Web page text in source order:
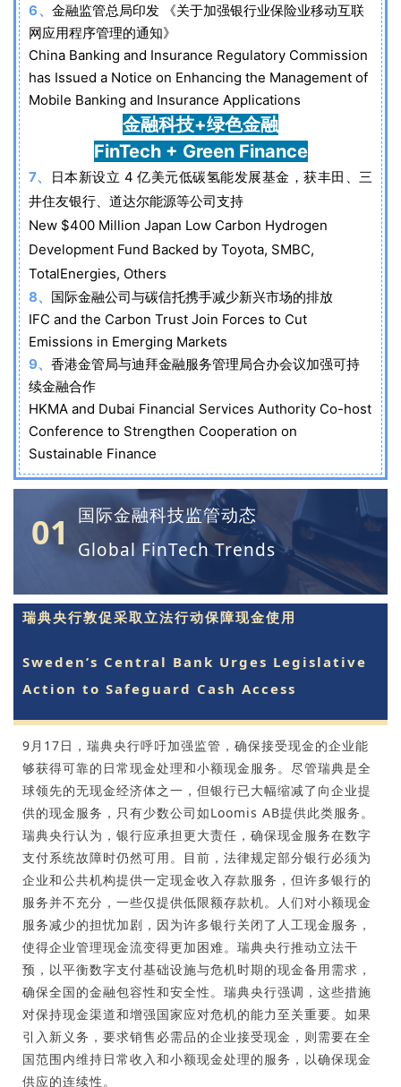
6、金融监管总局印发 《关于加强银行业保险业移动互联
网应用程序管理的通知》
China Banking and Insurance Regulatory Commission
has Issued a Notice on Enhancing the Management of
Mobile Banking and Insurance Applications
金融科技+绿色金融
FinTech + Green Finance
7、
日本新设立 4 亿美元低碳氢能发展基金，获丰田、三
井住友银行、道达尔能源等公司支持
New $400 Million Japan Low Carbon Hydrogen
Development Fund Backed by Toyota, SMBC,
TotalEnergies, Others
8、 国际金融公司与碳信托携手减少新兴市场的排放
IFC and the Carbon Trust Join Forces to Cut
Emissions in Emerging Markets
9、 香港金管局与迪拜金融服务管理局合办会议加强可持
续金融合作
HKMA and Dubai Financial Services Authority Co-host
Conference to Strengthen Cooperation on
Sustainable Finance
01
国际金融科技监管动态
Global FinTech Trends
瑞典央行敦促采取立法行动保障现金使用
Sweden’s Central Bank Urges Legislative
Action to Safeguard Cash Access
9月17日，瑞典央行呼吁加强监管，确保接受现金的企业能
够获得可靠的日常现金处理和小额现金服务。尽管瑞典是全
球领先的无现金经济体之一，但银行已大幅缩减了向企业提
供的现金服务，只有少数公司如Loomis AB提供此类服务。
瑞典央行认为，银行应承担更大责任，确保现金服务在数字
支付系统故障时仍然可用。目前，法律规定部分银行必须为
企业和公共机构提供一定现金收入存款服务，但许多银行的
服务并不充分，一些仅提供低限额存款机。人们对小额现金
服务减少的担忧加剧，因为许多银行关闭了人工现金服务，
使得企业管理现金流变得更加困难。瑞典央行推动立法干
预，以平衡数字支付基础设施与危机时期的现金备用需求，
确保全国的金融包容性和安全性。瑞典央行强调，这些措施
对保持现金渠道和增强国家应对危机的能力至关重要。如果
引入新义务，要求销售必需品的企业接受现金，则需要在全
国范围内维持日常收入和小额现金处理的服务，以确保现金
供应的连续性。